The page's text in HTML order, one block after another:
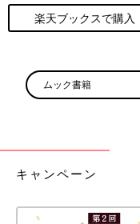
楽天ブックスで購入
ムック書籍
キャンペーン